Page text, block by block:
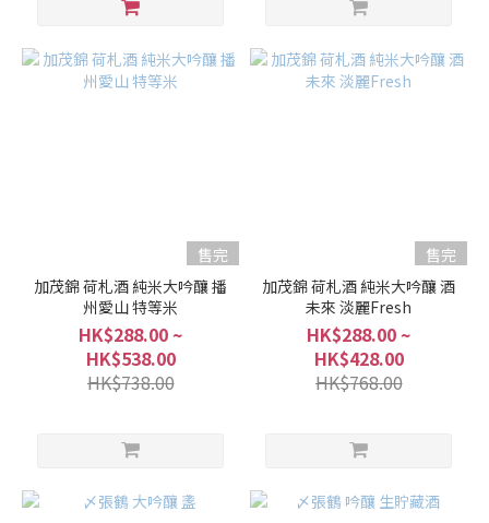
售完
加茂錦 荷札酒 純米大吟釀 播
州愛山 特等米
HK$288.00 ~
HK$538.00
HK$738.00
售完
加茂錦 荷札酒 純米大吟釀 酒
未來 淡麗Fresh
HK$288.00 ~
HK$428.00
HK$768.00